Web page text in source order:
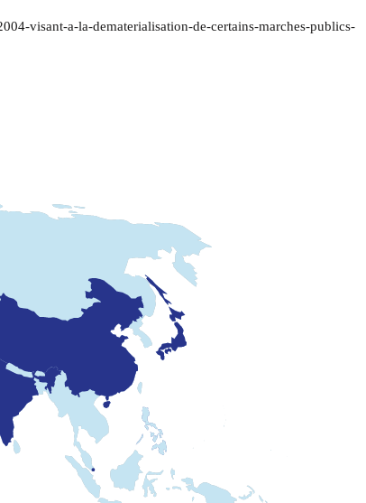
visant-a-la-dematerialisation-de-certains-marches-publics-